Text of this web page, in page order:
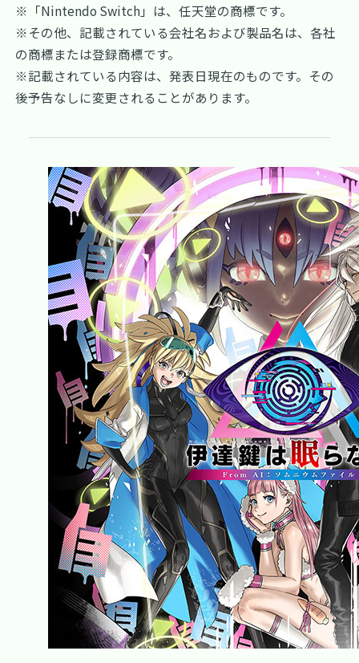
※「Nintendo Switch」は、任天堂の商標です。
※その他、記載されている会社名および製品名は、各社
の商標または登録商標です。
※記載されている内容は、発表日現在のものです。その
後予告なしに変更されることがあります。